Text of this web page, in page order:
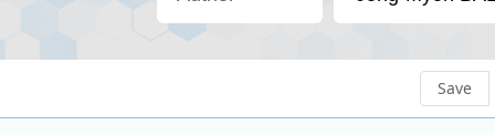
Save